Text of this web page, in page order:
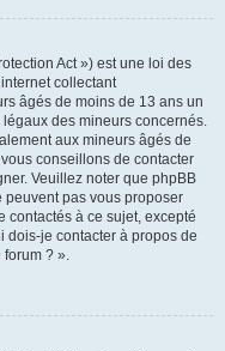
Act ») est une loi des
collectant
âgés de moins de 13 ans un
des mineurs concernés.
aux mineurs âgés de
conseillons de contacter
Veuillez noter que phpBB
peuvent pas vous proposer
contactés à ce sujet, excepté
dois-je contacter à propos de
forum ? ».